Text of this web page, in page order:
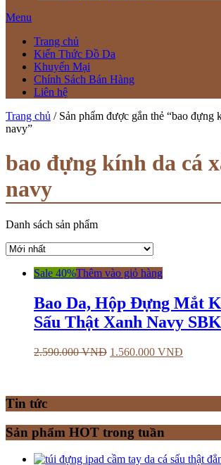
Menu
Trang chủ
Kiến Thức Đồ Da
Khuyến Mại
Chính Sách Bán Hàng
Liên hệ
Trang chủ / Sản phẩm được gắn thẻ “bao đựng
navy”
bao đựng kính da cá
navy
Danh sách sản phẩm
Sale 40%Thêm vào giỏ hàng
Bao Da, Hộp Đựng Mắt
Sấu Thật Xanh Navy
2.590.000VNĐ 1.560.000 VNĐ
Tin tức
Sản phẩm HOT trong tuần